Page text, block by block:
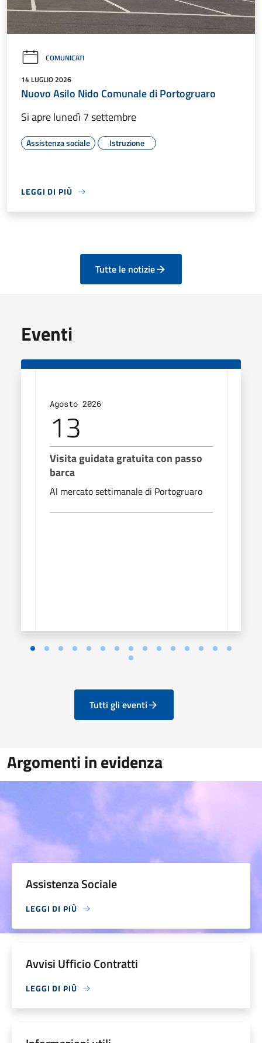
COMUNICATI
14 LUGLIO 2026
Nuovo Asilo Nido Comunale di Portogruaro
Si apre lunedì 7 settembre
Assistenza sociale Istruzione
LEGGI DI PIÙ
Tutte le notizie
Eventi
Agosto 2026
13
Visita guidata gratuita con passo
barca
Al mercato settimanale di Portogruaro
Tutti gli eventi
Argomenti in evidenza
Assistenza Sociale
LEGGI DI PIÙ
Avvisi Ufficio Contratti
LEGGI DI PIÙ